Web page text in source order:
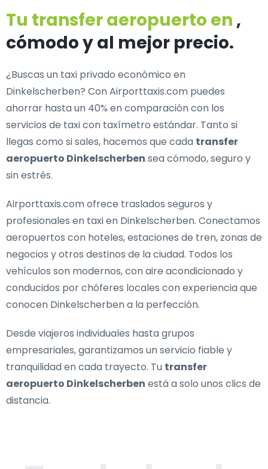
Tu transfer aeropuerto en ,
cómodo y al mejor precio.
¿Buscas un taxi privado económico en
Dinkelscherben? Con Airporttaxis.com puedes
ahorrar hasta un 40% en comparación con los
servicios de taxi con taxímetro estándar. Tanto si
llegas como si sales, hacemos que cada transfer
aeropuerto Dinkelscherben sea cómodo, seguro y
sin estrés.
Airporttaxis.com ofrece traslados seguros y
profesionales en taxi en Dinkelscherben. Conectamos
aeropuertos con hoteles, estaciones de tren, zonas de
negocios y otros destinos de la ciudad. Todos los
vehículos son modernos, con aire acondicionado y
conducidos por chóferes locales con experiencia que
conocen Dinkelscherben a la perfección.
Desde viajeros individuales hasta grupos
empresariales, garantizamos un servicio fiable y
tranquilidad en cada trayecto. Tu transfer
aeropuerto Dinkelscherben está a solo unos clics de
distancia.